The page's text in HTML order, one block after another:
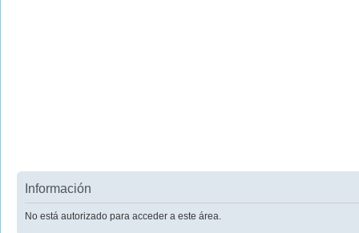
Información
No está autorizado para acceder a este área.